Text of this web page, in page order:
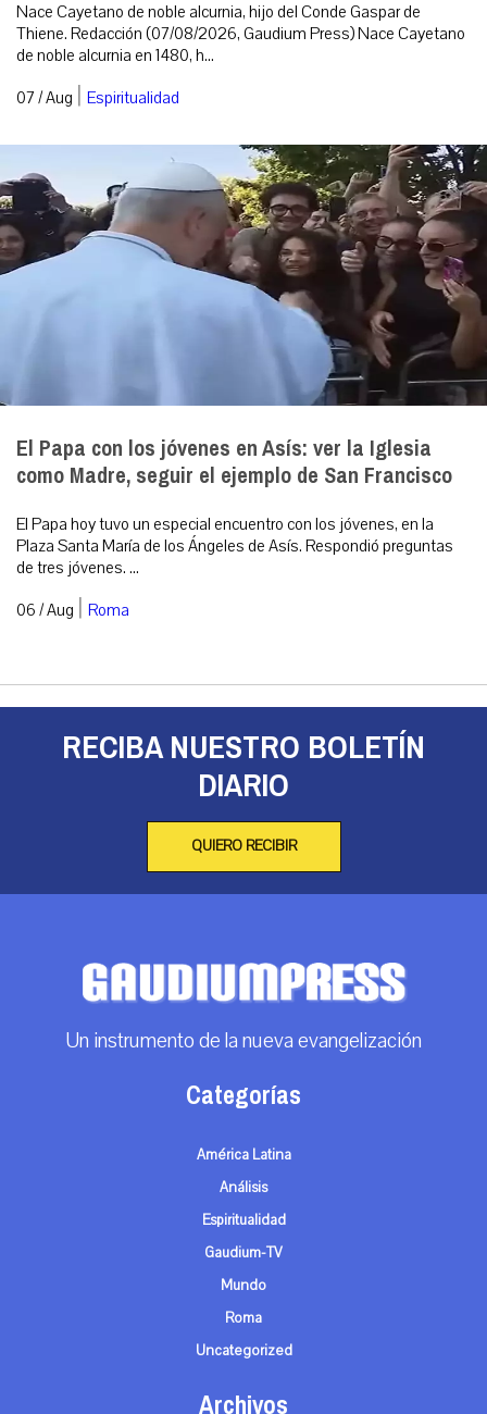
Nace Cayetano de noble alcurnia, hijo del Conde Gaspar de
Thiene. Redacción (07/08/2026, Gaudium Press) Nace Cayetano
de noble alcurnia en 1480, h...
07 / Aug | Espiritualidad
El Papa con los jóvenes en Asís: ver la Iglesia
como Madre, seguir el ejemplo de San Francisco
El Papa hoy tuvo un especial encuentro con los jóvenes, en la
Plaza Santa María de los Ángeles de Asís. Respondió preguntas
de tres jóvenes. ...
06 / Aug | Roma
RECIBA NUESTRO BOLETÍN
DIARIO
QUIERO RECIBIR
Un instrumento de la nueva evangelización
Categorías
América Latina
Análisis
Espiritualidad
Gaudium-TV
Mundo
Roma
Uncategorized